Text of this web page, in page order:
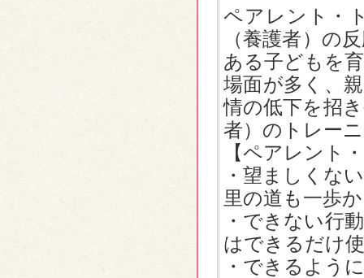
ペアレント・
（養護者）の
ある子どもを
場面が多く、
情の低下を招
者）のトレー
【ペアレント
・望ましく
里の道も一歩
・できない
はできるだけ
・できるよう